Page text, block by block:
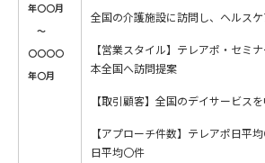
年〇〇月
～
〇〇〇〇
年〇月
全国の介護施設に訪問し、ヘルスケ
【営業スタイル】テレアポ・セミ
本全国へ訪問提案
【取引顧客】全国のデイサービス
【アプローチ件数】テレアポ日平
日平均〇件